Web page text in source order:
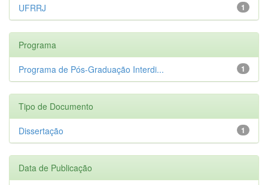
1
UFRRJ
Programa
1
Programa de Pós-Graduação Interdi...
Tipo de Documento
1
Dissertação
Data de Publicação